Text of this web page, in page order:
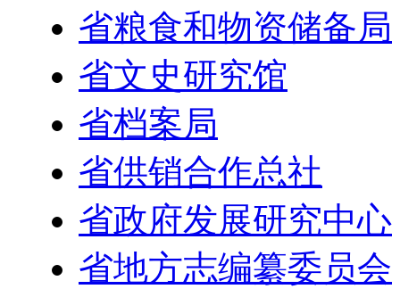
省粮食和物资储备局
省文史研究馆
省档案局
省供销合作总社
省政府发展研究中心
省地方志编纂委员会